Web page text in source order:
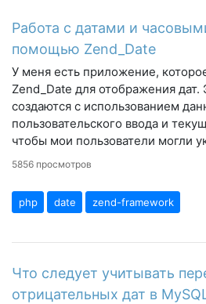
Работа с датами и
помощью Zend_Date
У меня есть приложение,
Zend_Date для отображения
создаются с использованием
пользовательского ввода и
чтобы мои пользователи могли
5856 просмотров
php date zend-framework
Что следует учитывать
отрицательных дат в